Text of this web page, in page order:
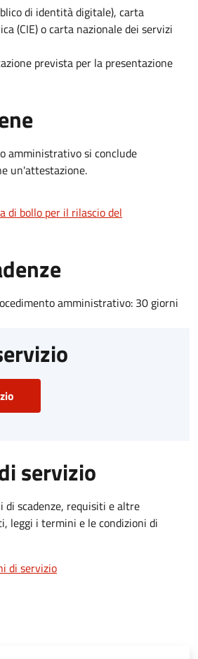
di identità digitale), carta
(CIE) o carta nazionale dei servizi
prevista per la presentazione
amministrativo si conclude
un'attestazione.
di bollo per il rilascio del
amministrativo: 30 giorni
servizio
di scadenze, requisiti e altre
leggi i termini e le condizioni di
di servizio